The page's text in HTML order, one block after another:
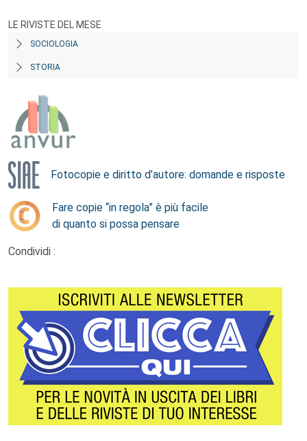
LE RIVISTE DEL MESE
SOCIOLOGIA
STORIA
Fotocopie e diritto d’autore: domande e risposte
Fare copie “in regola” è più facile
di quanto si possa pensare
Condividi :